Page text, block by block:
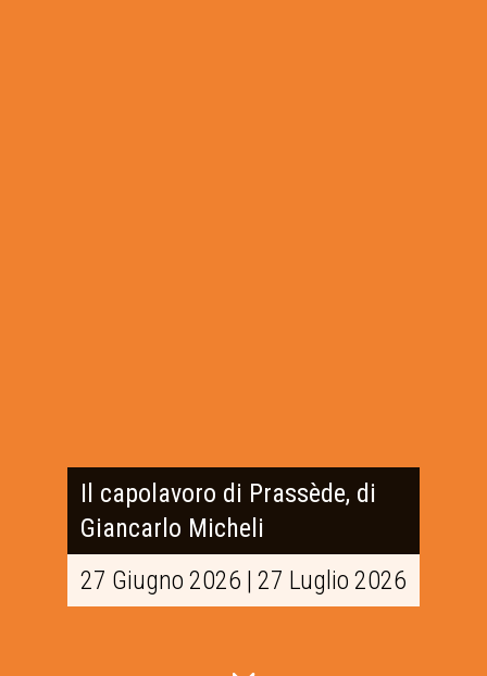
Il capolavoro di Prassède, di
Giancarlo Micheli
27 Giugno 2026 | 27 Luglio 2026